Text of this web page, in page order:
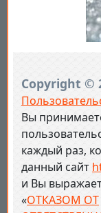
Copyright ©
Вы
каждый раз,
данный сайт
и Вы
«ОТКАЗОМ ОТ